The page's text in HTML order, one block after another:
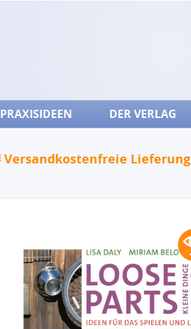
PRAXISIDEEN DER VERLAG
Versandkostenfreie Lieferung